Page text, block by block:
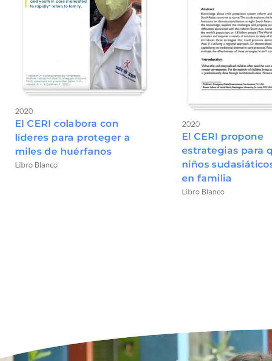
2020
El CERI colabora con
líderes para proteger a
miles de huérfanos
Libro Blanco
2020
El CERI propone
estrategias para
niños
en familia
Libro Blanco